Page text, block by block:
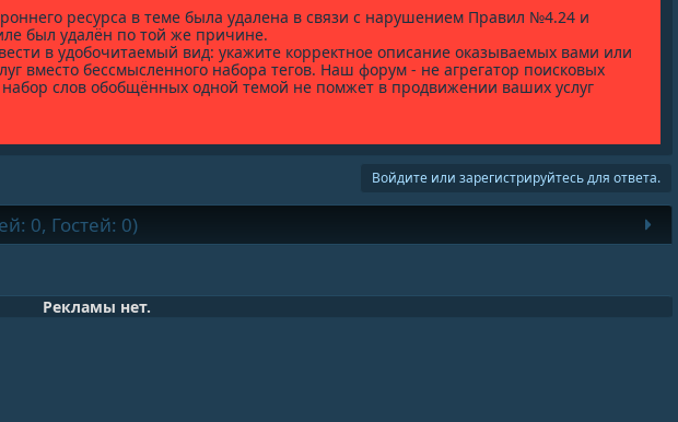
ресурса в теме была удалена в связи с нарушением Правил №4.24 и
был удалён по той же причине.
в удобочитаемый вид: укажите корректное описание оказываемых вами или
вместо бессмысленного набора тегов. Наш форум - не агрегатор поисковых
слов обобщённых одной темой не помжет в продвижении ваших услуг
Войдите или зарегистрируйтесь для ответа.
0, Гостей: 0)
Рекламы нет.